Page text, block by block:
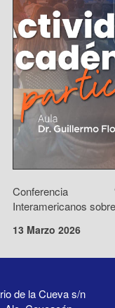
Conferencia
Interamericanos
13 Marzo 2026
de la Cueva s/n